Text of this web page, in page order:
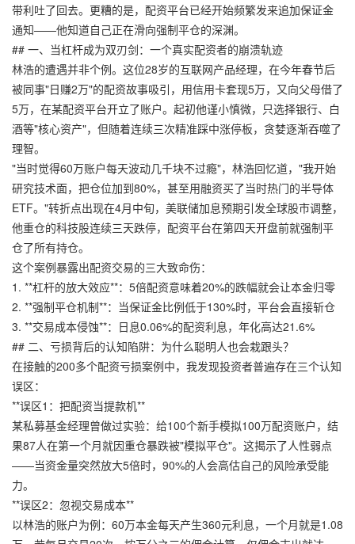
带利吐了回去。更糟的是，配资平台已经开始频繁发来追加保证金
通知——他知道自己正在滑向强制平仓的深渊。
## 一、当杠杆成为双刃剑：一个真实配资者的崩溃轨迹
林浩的遭遇并非个例。这位28岁的互联网产品经理，在今年春节后
被同事"日赚2万"的配资故事吸引，用信用卡套现5万，又向父母借了
5万，在某配资平台开立了账户。起初他谨小慎微，只选择银行、白
酒等"核心资产"，但随着连续三次精准踩中涨停板，贪婪逐渐吞噬了
理智。
"当时觉得60万账户每天波动几千块不过瘾"，林浩回忆道，"我开始
研究技术面，把仓位加到80%，甚至用融资买了当时热门的半导体
ETF。"转折点出现在4月中旬，美联储加息预期引发全球股市调整，
他重仓的科技股连续三天跌停，配资平台在第四天开盘前就强制平
仓了所有持仓。
这个案例暴露出配资交易的三大致命伤：
1. **杠杆的放大效应**：5倍配资意味着20%的跌幅就会让本金归零
2. **强制平仓机制**：当保证金比例低于130%时，平台会直接斩仓
3. **交易成本侵蚀**：日息0.06%的配资利息，年化高达21.6%
## 二、亏损背后的认知陷阱：为什么聪明人也会栽跟头？
在接触的200多个配资亏损案例中，我发现投资者普遍存在三个认知
误区：
**误区1：把配资当提款机**
某私募基金经理曾做过实验：给100个新手模拟100万配资账户，结
果87人在第一个月就因重仓暴跌被"模拟平仓"。这揭示了人性弱点
——当资金量突然放大5倍时，90%的人会高估自己的风险承受能
力。
**误区2：忽视交易成本**
以林浩的账户为例：60万本金每天产生360元利息，一个月就是1.08